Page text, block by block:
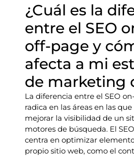
¿Cuál es la
entre el SEO
off-page y
afecta a mi
de marketing
La diferencia entre el SEO
radica en las áreas en las
mejorar la visibilidad de un
motores de búsqueda. El
centra en optimizar
propio sitio web, como el